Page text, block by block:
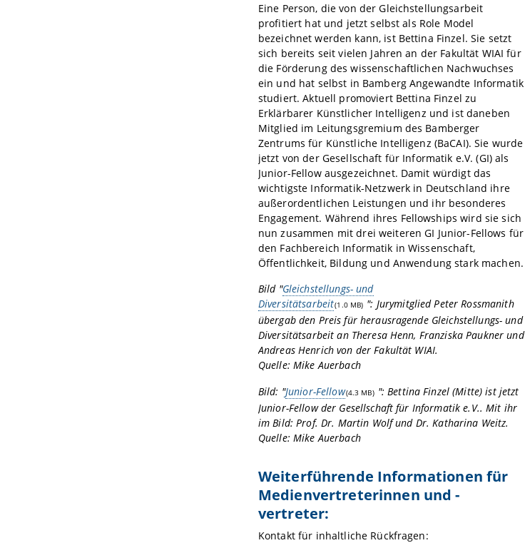
Eine Person, die von der Gleichstellungsarbeit
profitiert hat und jetzt selbst als Role Model
bezeichnet werden kann, ist Bettina Finzel. Sie setzt
sich bereits seit vielen Jahren an der Fakultät WIAI für
die Förderung des wissenschaftlichen Nachwuchses
ein und hat selbst in Bamberg Angewandte Informatik
studiert. Aktuell promoviert Bettina Finzel zu
Erklärbarer Künstlicher Intelligenz und ist daneben
Mitglied im Leitungsgremium des Bamberger
Zentrums für Künstliche Intelligenz (BaCAI). Sie wurde
jetzt von der Gesellschaft für Informatik e.V. (GI) als
Junior-Fellow ausgezeichnet. Damit würdigt das
wichtigste Informatik-Netzwerk in Deutschland ihre
außerordentlichen Leistungen und ihr besonderes
Engagement. Während ihres Fellowships wird sie sich
nun zusammen mit drei weiteren GI Junior-Fellows für
den Fachbereich Informatik in Wissenschaft,
Öffentlichkeit, Bildung und Anwendung stark machen.
Bild "Gleichstellungs- und
Diversitätsarbeit(1.0 MB) ": Jurymitglied Peter Rossmanith
übergab den Preis für herausragende Gleichstellungs- und
Diversitätsarbeit an Theresa Henn, Franziska Paukner und
Andreas Henrich von der Fakultät WIAI.
Quelle: Mike Auerbach
Bild: "Junior-Fellow(4.3 MB) ": Bettina Finzel (Mitte) ist jetzt
Junior-Fellow der Gesellschaft für Informatik e.V.. Mit ihr
im Bild: Prof. Dr. Martin Wolf und Dr. Katharina Weitz.
Quelle: Mike Auerbach
Weiterführende Informationen für
Medienvertreterinnen und -
vertreter:
Kontakt für inhaltliche Rückfragen: